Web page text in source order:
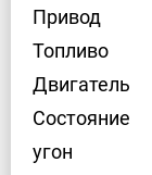
Привод
Топливо
Двигатель
Состояние
угон